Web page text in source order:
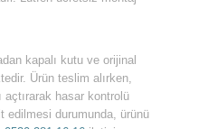
kapalı kutu ve orijinal
Ürün teslim alırken,
açtırarak hasar kontrolü
edilmesi durumunda, ürünü